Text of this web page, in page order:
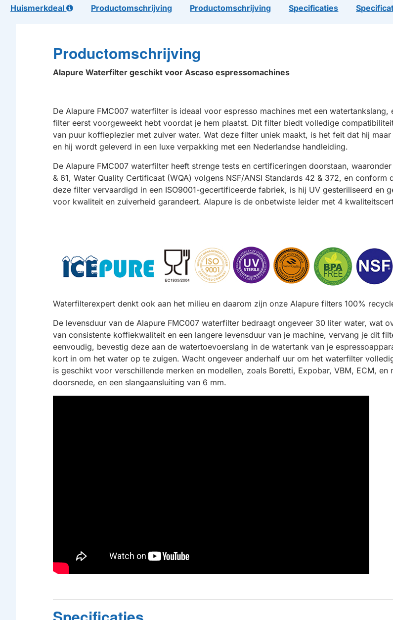
Huismerkdeal Productomschrijving Productomschrijving Specificaties
Productomschrijving
Alapure Waterfilter geschikt voor Ascaso espressomachines
De Alapure FMC007 waterfilter is ideaal voor espresso machines met een
filter eerst voorgeweekt hebt voordat je hem plaatst. Dit filter biedt volledige
van puur koffieplezier met zuiver water. Wat deze filter uniek maakt, is het feit dat hij
en hij wordt geleverd in een luxe verpakking met een Nederlandse handleiding.
De Alapure FMC007 waterfilter heeft strenge tests en certificeringen doorstaan,
& 61, Water Quality Certificaat (WQA) volgens NSF/ANSI Standards 42 & 372, en
deze filter vervaardigd in een ISO9001-gecertificeerde fabriek, is hij UV gesteriliseerd en
voor kwaliteit en zuiverheid garandeert. Alapure is de onbetwiste leider met 4
Waterfilterexpert denkt ook aan het milieu en daarom zijn onze Alapure filters 100%
De levensduur van de Alapure FMC007 waterfilter bedraagt ongeveer 30 liter water, wat
van consistente koffiekwaliteit en een langere levensduur van je machine, vervang je dit
eenvoudig, bevestig deze aan de watertoevoerslang in de watertank van je
kort in om het water op te zuigen. Wacht ongeveer anderhalf uur om het waterfilter
is geschikt voor verschillende merken en modellen, zoals Boretti, Expobar, VBM, ECM,
doorsnede, en een slangaansluiting van 6 mm.